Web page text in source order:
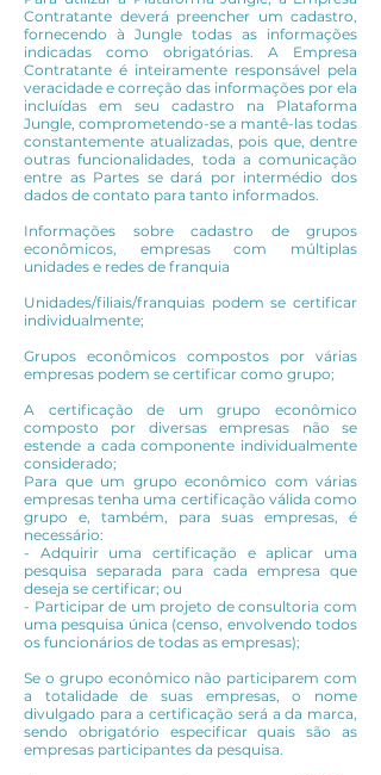
Contratante deverá preencher um cadastro,
fornecendo à Jungle todas as informações
indicadas como obrigatórias. A Empresa
Contratante é inteiramente responsável pela
veracidade e correção das informações por ela
incluídas em seu cadastro na Plataforma
Jungle, comprometendo-se a mantê-las todas
constantemente atualizadas, pois que, dentre
outras funcionalidades, toda a comunicação
entre as Partes se dará por intermédio dos
dados de contato para tanto informados.
Informações sobre cadastro de grupos
econômicos, empresas com múltiplas
unidades e redes de franquia
Unidades/filiais/franquias podem se certificar
individualmente;
Grupos econômicos compostos por várias
empresas podem se certificar como grupo;
A certificação de um grupo econômico
composto por diversas empresas não se
estende a cada componente individualmente
considerado;
Para que um grupo econômico com várias
empresas tenha uma certificação válida como
grupo e, também, para suas empresas, é
necessário:
- Adquirir uma certificação e aplicar uma
pesquisa separada para cada empresa que
deseja se certificar; ou
- Participar de um projeto de consultoria com
uma pesquisa única (censo, envolvendo todos
os funcionários de todas as empresas);
Se o grupo econômico não participarem com
a totalidade de suas empresas, o nome
divulgado para a certificação será a da marca,
sendo obrigatório especificar quais são as
empresas participantes da pesquisa.